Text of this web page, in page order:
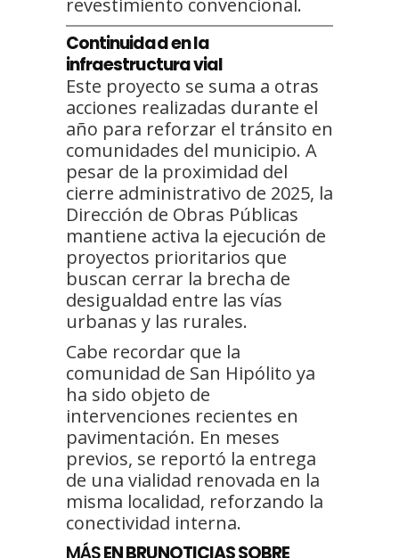
Continuidad en la
infraestructura vial
Este proyecto se suma a otras
acciones realizadas durante el
año para reforzar el tránsito en
comunidades del municipio. A
pesar de la proximidad del
cierre administrativo de 2025, la
Dirección de Obras Públicas
mantiene activa la ejecución de
proyectos prioritarios que
buscan cerrar la brecha de
desigualdad entre las vías
urbanas y las rurales.
Cabe recordar que la
comunidad de San Hipólito ya
ha sido objeto de
intervenciones recientes en
pavimentación. En meses
previos, se reportó la entrega
de una vialidad renovada en la
misma localidad, reforzando la
conectividad interna.
MÁSEN BRUNOTICIAS SOBRE